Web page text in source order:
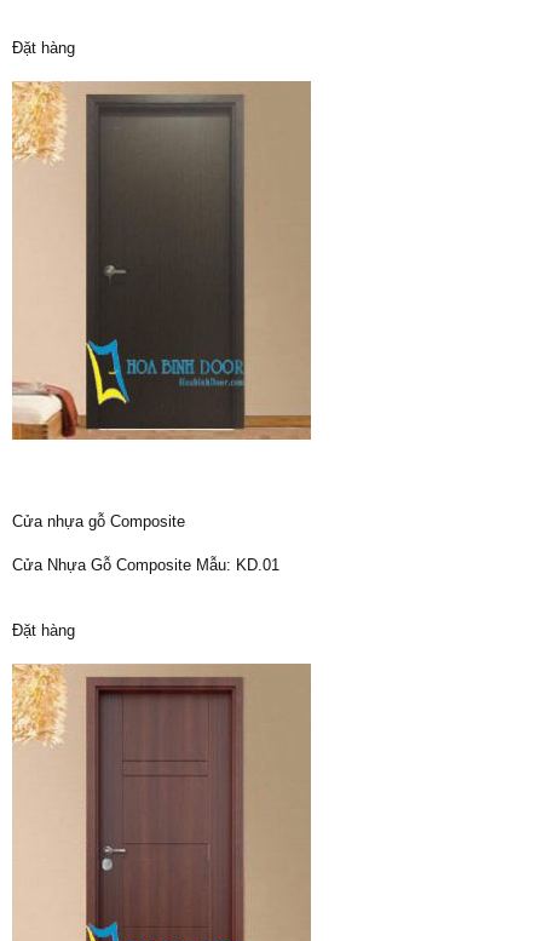
Đặt hàng
Cửa nhựa gỗ Composite
Cửa Nhựa Gỗ Composite Mẫu: KD.01
Đặt hàng